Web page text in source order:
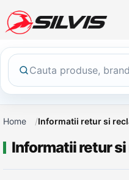
Home Informatii retur si
Informatii retur